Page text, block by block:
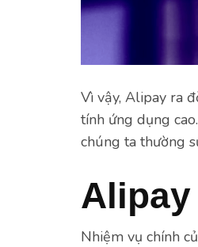
Vì vậy, Alipay ra
tính ứng dụng
chúng ta thường
Nhiệm vụ chính